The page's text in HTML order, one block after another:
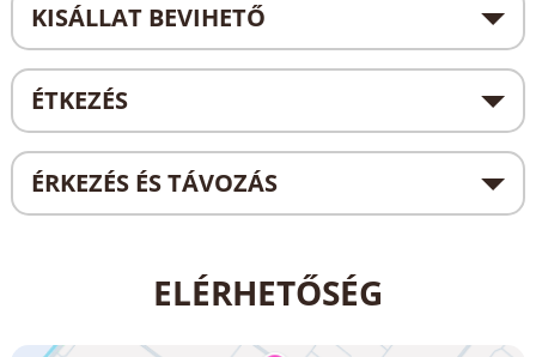
KISÁLLAT BEVIHETŐ
ÉTKEZÉS
ÉRKEZÉS ÉS TÁVOZÁS
ELÉRHETŐSÉG